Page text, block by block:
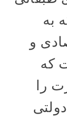
به
و
که
را